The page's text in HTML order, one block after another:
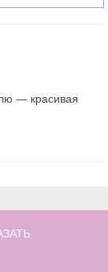
— красивая